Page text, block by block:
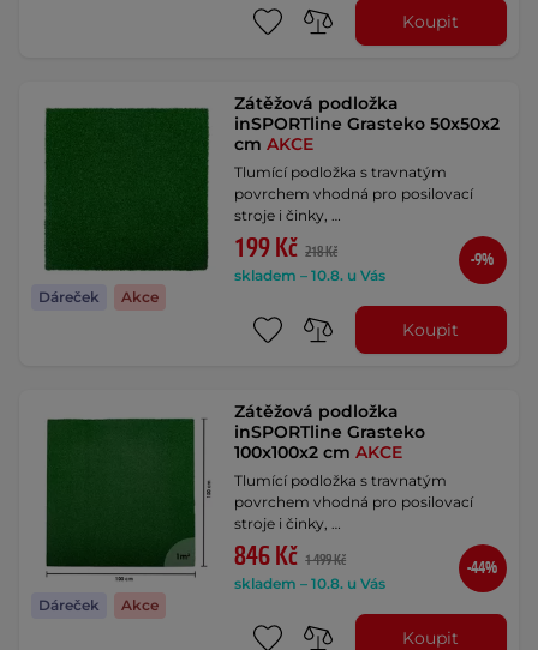
Koupit
Dáreček Akce
Zátěžová podložka
inSPORTline Grasteko 50x50x2
cmAKCE
Tlumící podložka s travnatým
povrchem vhodná pro posilovací
stroje i činky, …
199 Kč 218 Kč
skladem – 10.8. u Vás
-9%
Koupit
Dáreček Akce
Zátěžová podložka
inSPORTline Grasteko
100x100x2 cmAKCE
Tlumící podložka s travnatým
povrchem vhodná pro posilovací
stroje i činky, …
846 Kč 1 499 Kč
skladem – 10.8. u Vás
-44%
Koupit